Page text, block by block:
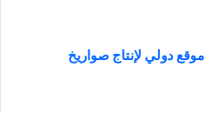
موقع دولي لإنتاج صواريخ